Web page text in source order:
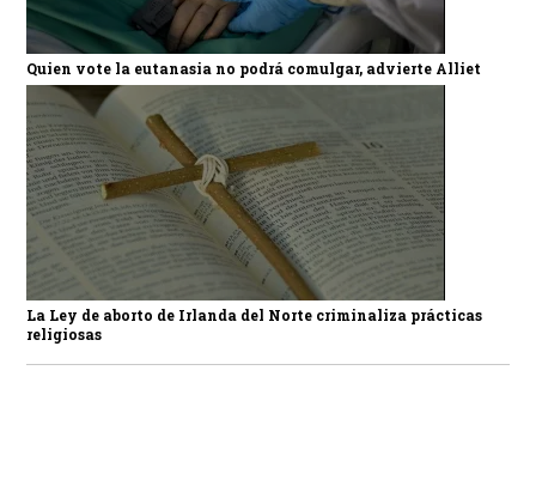
Quien vote la eutanasia no podrá comulgar, advierte Alliet
La Ley de aborto de Irlanda del Norte criminaliza prácticas
religiosas